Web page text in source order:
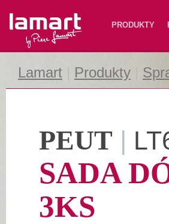
Lamart PRODUKTY
Lamart Produkty
PEUT |
SADA
3KS